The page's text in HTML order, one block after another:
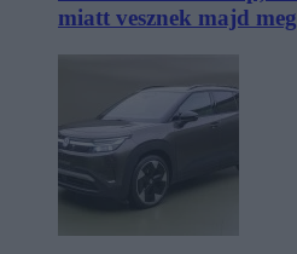
miatt vesznek majd meg